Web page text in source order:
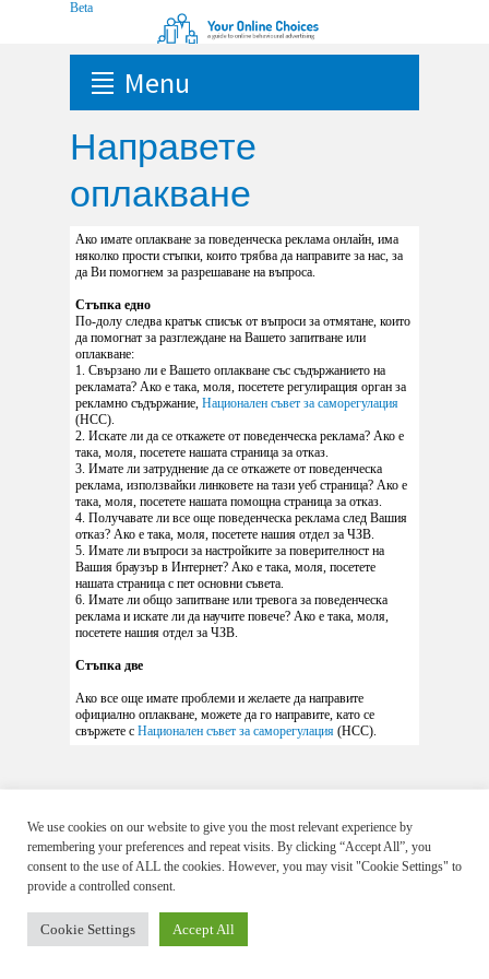
Menu
Направете
оплакване
Ако имате оплакване за поведенческа реклама онлайн, има
няколко прости стъпки, които трябва да направите за нас, за
да Ви помогнем за разрешаване на въпроса.
Стъпка едно
По-долу следва кратък списък от въпроси за отмятане, които
да помогнат за разглеждане на Вашето запитване или
оплакване:
1. Свързано ли е Вашето оплакване със съдържанието на
рекламата? Ако е така, моля, посетете регулиращия орган за
рекламно съдържание, Национален съвет за саморегулация
(HCC).
2. Искате ли да се откажете от поведенческа реклама? Ако е
така, моля, посетете нашата страница за отказ.
3. Имате ли затруднение да се откажете от поведенческа
реклама, използвайки линковете на тази уеб страница? Ако е
така, моля, посетете нашата помощна страница за отказ.
4. Получавате ли все още поведенческа реклама след Вашия
отказ? Ако е така, моля, посетете нашия отдел за ЧЗВ.
5. Имате ли въпроси за настройките за поверителност на
Вашия браузър в Интернет? Ако е така, моля, посетете
нашата страница с пет основни съвета.
6. Имате ли общо запитване или тревога за поведенческа
реклама и искате ли да научите повече? Ако е така, моля,
посетете нашия отдел за ЧЗВ.
Стъпка две
Ако все още имате проблеми и желаете да направите
официално оплакване, можете да го направите, като се
свържете с Национален съвет за саморегулация (HCC).
Copyright © 2009 - 2026 EDAA
Общи условия
Политика за поверителност Контакт
We use cookies on our website to give you the most relevant experience by
remembering your preferences and repeat visits. By clicking “Accept All”, you
consent to the use of ALL the cookies. However, you may visit "Cookie Settings" to
provide a controlled consent.
Cookie Settings Accept All